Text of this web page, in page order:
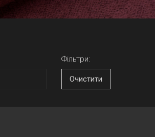
Фільтри:
Очистити